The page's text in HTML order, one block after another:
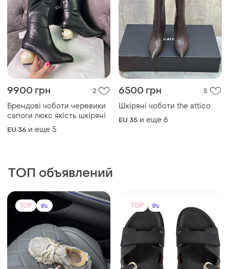
9900 грн 2
Брендові чоботи черевики
сапоги люкс якість шкіряні
EU 36 и еще 5
6500 грн 5
Шкіряні чоботи the attico
EU 35 и еще 6
ТОП объявлений
TOP TOP